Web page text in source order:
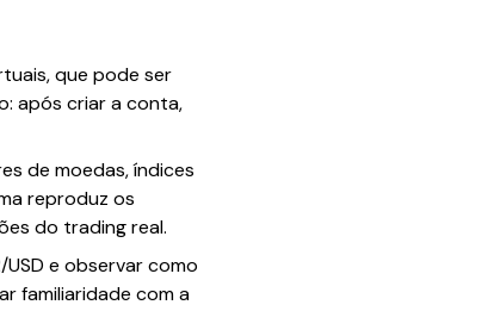
que pode ser
após criar a conta,
de moedas, índices
reproduz os
do trading real.
e observar como
familiaridade com a